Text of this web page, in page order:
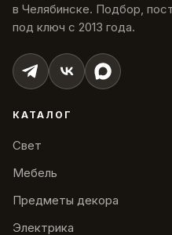
в Челябинске. Подбор,
под ключ с 2013 года.
КАТАЛОГ
Свет
Мебель
Предметы декора
Электрика